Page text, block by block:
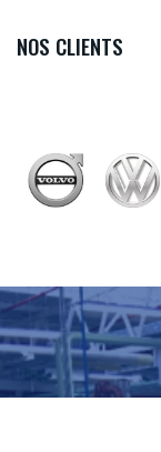
NOS CLIENTS